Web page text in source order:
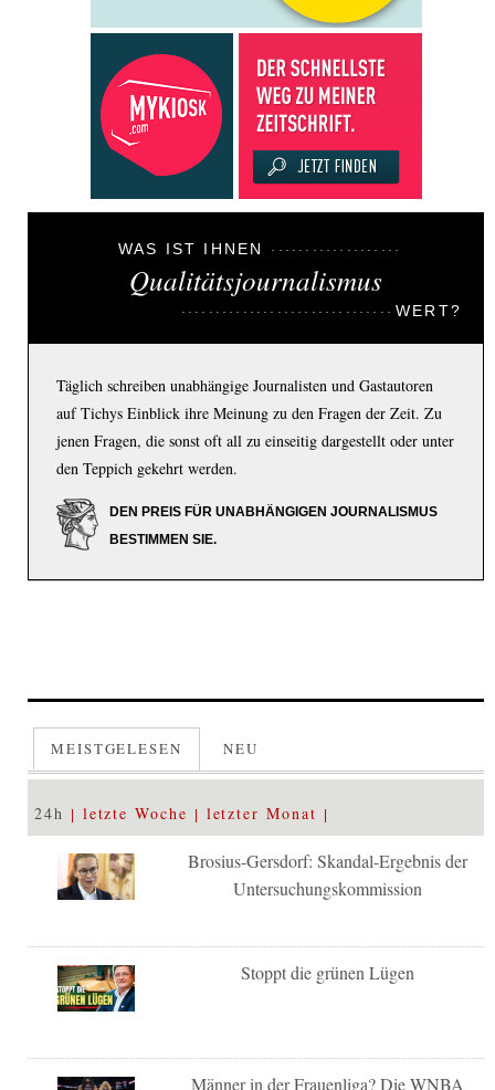
WAS IST IHNEN
Qualitätsjournalismus
WERT?
Täglich schreiben unabhängige Journalisten und Gastautoren
auf Tichys Einblick ihre Meinung zu den Fragen der Zeit. Zu
jenen Fragen, die sonst oft all zu einseitig dargestellt oder unter
den Teppich gekehrt werden.
DEN PREIS FÜR UNABHÄNGIGEN JOURNALISMUS
BESTIMMEN SIE.
MEISTGELESEN NEU
24h letzte Woche letzter Monat
Brosius-Gersdorf: Skandal-Ergebnis der
Untersuchungskommission
Stoppt die grünen Lügen
Männer in der Frauenliga? Die WNBA